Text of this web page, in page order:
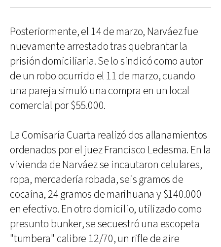
Posteriormente, el 14 de marzo, Narváez fue
nuevamente arrestado tras quebrantar la
prisión domiciliaria. Se lo sindicó como autor
de un robo ocurrido el 11 de marzo, cuando
una pareja simuló una compra en un local
comercial por $55.000.
La Comisaría Cuarta realizó dos allanamientos
ordenados por el juez Francisco Ledesma. En la
vivienda de Narváez se incautaron celulares,
ropa, mercadería robada, seis gramos de
cocaína, 24 gramos de marihuana y $140.000
en efectivo. En otro domicilio, utilizado como
presunto bunker, se secuestró una escopeta
"tumbera" calibre 12/70, un rifle de aire